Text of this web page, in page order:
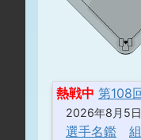
熱戦中 第108
2026年8月5
選手名鑑